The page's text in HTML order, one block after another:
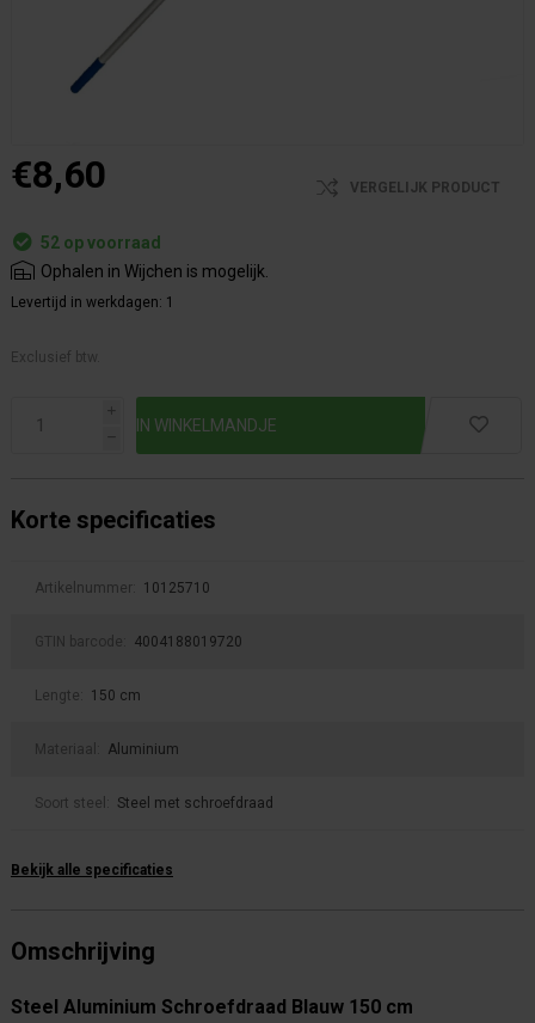
€8,60 VERGELIJK PRODUCT
52 op voorraad
Ophalen in Wijchen is mogelijk.
Levertijd in werkdagen: 1
Exclusief btw.
i
h
Korte specificaties
Artikelnummer: 10125710
GTIN barcode: 4004188019720
Lengte: 150 cm
Materiaal: Aluminium
Soort steel: Steel met schroefdraad
Bekijk alle specificaties
Omschrijving
Steel Aluminium Schroefdraad Blauw 150 cm